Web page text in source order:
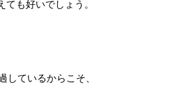
も好いでしょう。
しているからこそ、